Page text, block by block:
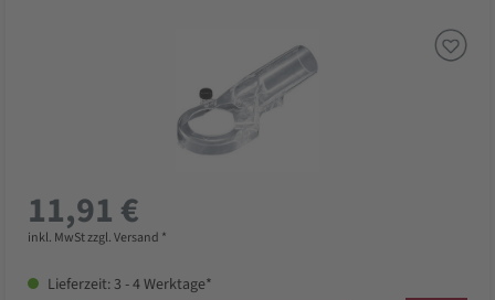
11,91 €
inkl. MwSt zzgl. Versand *
Lieferzeit: 3 - 4 Werktage*